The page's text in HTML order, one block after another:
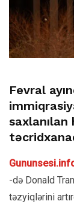
Fevral
saxlanılan
-də Donald
təzyiqlərini